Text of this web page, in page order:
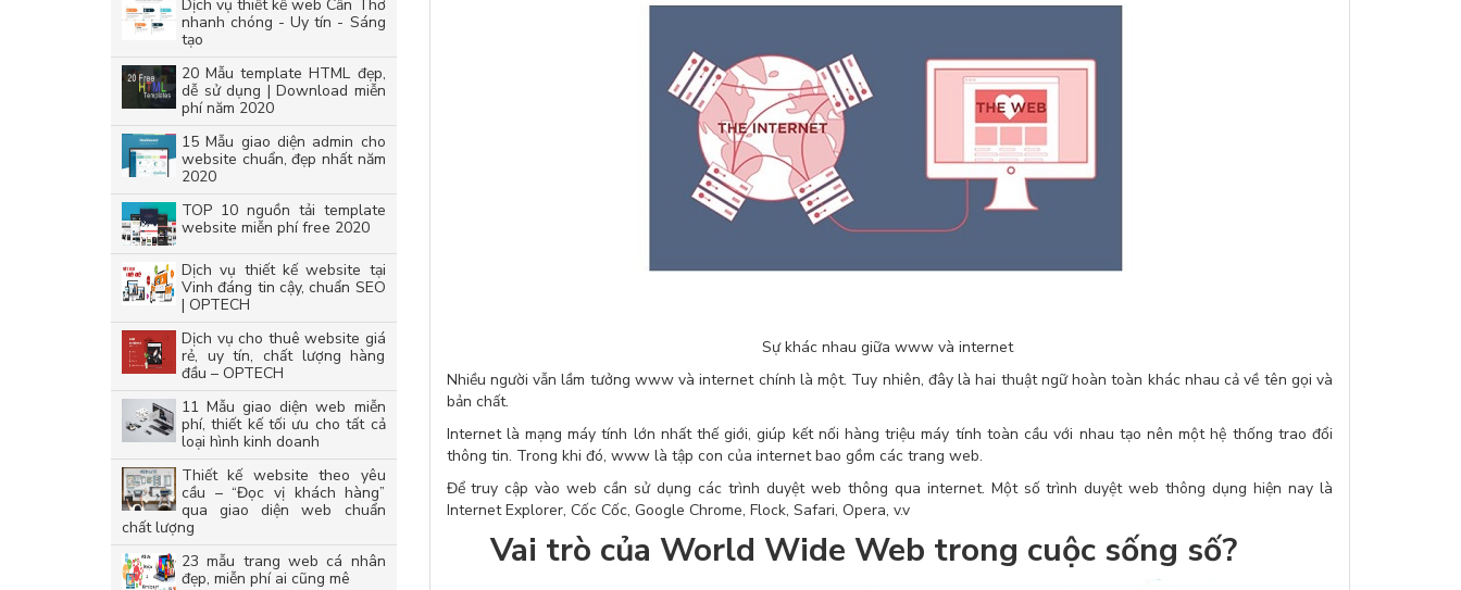
Sự khác nhau giữa www và internet
Nhiều người vẫn lầm tưởng www và internet chính là một. Tuy nhiên, đây là hai thuật ngữ hoàn toàn khác nhau cả về tên gọi và
bản chất.
Internet là mạng máy tính lớn nhất thế giới, giúp kết nối hàng triệu máy tính toàn cầu với nhau tạo nên một hệ thống trao đổi
thông tin. Trong khi đó, www là tập con của internet bao gồm các trang web.
Để truy cập vào web cần sử dụng các trình duyệt web thông qua internet. Một số trình duyệt web thông dụng hiện nay là
Internet Explorer, Cốc Cốc, Google Chrome, Flock, Safari, Opera, v.v
Vai trò của World Wide Web trong cuộc sống số?
Dịch vụ thiết kế web Cần Thơ
nhanh chóng - Uy tín - Sáng
tạo
20 Mẫu template HTML đẹp,
dễ sử dụng | Download miễn
phí năm 2020
15 Mẫu giao diện admin cho
website chuẩn, đẹp nhất năm
2020
TOP 10 nguồn tải template
website miễn phí free 2020
Dịch vụ thiết kế website tại
Vinh đáng tin cậy, chuẩn SEO
| OPTECH
Dịch vụ cho thuê website giá
rẻ, uy tín, chất lượng hàng
đầu – OPTECH
11 Mẫu giao diện web miễn
phí, thiết kế tối ưu cho tất cả
loại hình kinh doanh
Thiết kế website theo yêu
cầu – “Đọc vị khách hàng”
qua giao diện web chuẩn
chất lượng
23 mẫu trang web cá nhân
đẹp, miễn phí ai cũng mê